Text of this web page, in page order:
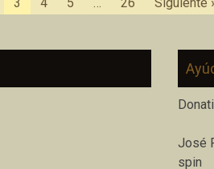
José
spin